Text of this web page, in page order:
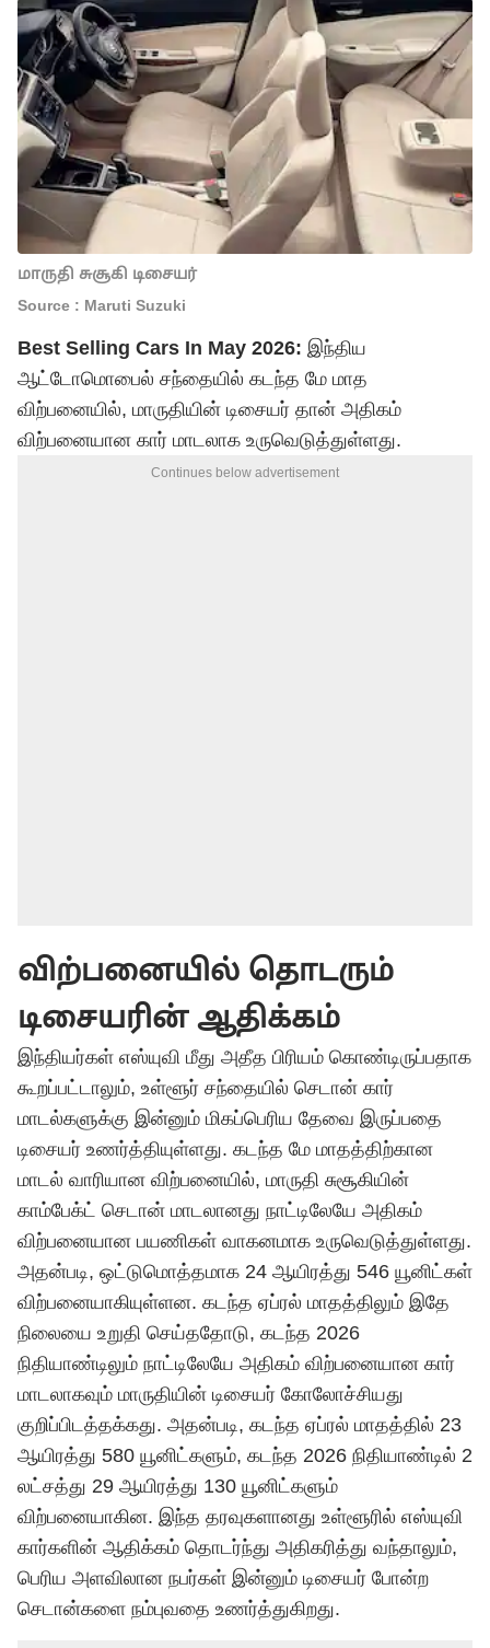
மாருதி சுசூகி டிசையர்
Source : Maruti Suzuki
Best Selling Cars In May 2026: இந்திய
ஆட்டோமொபைல் சந்தையில் கடந்த மே மாத
விற்பனையில், மாருதியின் டிசையர் தான் அதிகம்
விற்பனையான கார் மாடலாக உருவெடுத்துள்ளது.
Continues below advertisement
விற்பனையில் தொடரும்
டிசையரின் ஆதிக்கம்
இந்தியர்கள் எஸ்யுவி மீது அதீத பிரியம் கொண்டிருப்பதாக
கூறப்பட்டாலும், உள்ளூர் சந்தையில் செடான் கார்
மாடல்களுக்கு இன்னும் மிகப்பெரிய தேவை இருப்பதை
டிசையர் உணர்த்தியுள்ளது. கடந்த மே மாதத்திற்கான
மாடல் வாரியான விற்பனையில், மாருதி சுசூகியின்
காம்பேக்ட் செடான் மாடலானது நாட்டிலேயே அதிகம்
விற்பனையான பயணிகள் வாகனமாக உருவெடுத்துள்ளது.
அதன்படி, ஒட்டுமொத்தமாக 24 ஆயிரத்து 546 யூனிட்கள்
விற்பனையாகியுள்ளன. கடந்த ஏப்ரல் மாதத்திலும் இதே
நிலையை உறுதி செய்ததோடு, கடந்த 2026
நிதியாண்டிலும் நாட்டிலேயே அதிகம் விற்பனையான கார்
மாடலாகவும் மாருதியின் டிசையர் கோலோச்சியது
குறிப்பிடத்தக்கது. அதன்படி, கடந்த ஏப்ரல் மாதத்தில் 23
ஆயிரத்து 580 யூனிட்களும், கடந்த 2026 நிதியாண்டில் 2
லட்சத்து 29 ஆயிரத்து 130 யூனிட்களும்
விற்பனையாகின. இந்த தரவுகளானது உள்ளூரில் எஸ்யுவி
கார்களின் ஆதிக்கம் தொடர்ந்து அதிகரித்து வந்தாலும்,
பெரிய அளவிலான நபர்கள் இன்னும் டிசையர் போன்ற
செடான்களை நம்புவதை உணர்த்துகிறது.